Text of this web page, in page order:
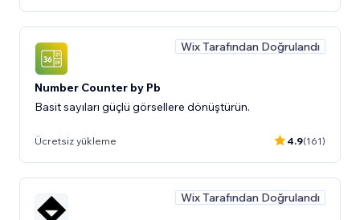
Wix Tarafından Doğrulandı
Number Counter by Pb
Basit sayıları güçlü görsellere dönüştürün.
Ücretsiz yükleme 4.9(161)
Wix Tarafından Doğrulandı